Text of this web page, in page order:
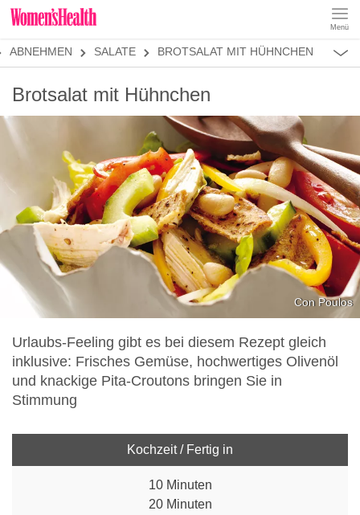
Menü
REZEPTE
ABNEHMEN SALATE BROTSALAT MIT HÜHNCHEN
LOW FAT
KALORIENARM
SALATE
Brotsalat mit Hühnchen
Con Poulos
Urlaubs-Feeling gibt es bei diesem Rezept gleich
inklusive: Frisches Gemüse, hochwertiges Olivenöl
und knackige Pita-Croutons bringen Sie in
Stimmung
Kochzeit / Fertig in
10 Minuten
20 Minuten